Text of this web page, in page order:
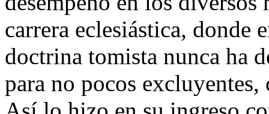
carrera eclesiástica, donde
doctrina tomista nunca ha
para no pocos